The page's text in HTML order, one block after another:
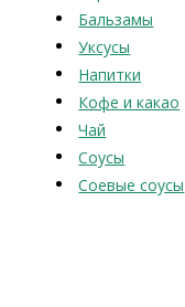
Бальзамы
Уксусы
Напитки
Кофе и какао
Чай
Соусы
Соевые соусы